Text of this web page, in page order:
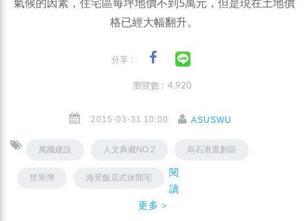
氣候的因素，住宅區每坪地價不到5萬元，但是現在土地價
格已經大幅翻升。
分享：
瀏覽數 : 4,920
2015-03-31 10:00 ASUSWU
萬國建設 人文典藏NO.2 烏石港重劃區
世界灣 海景飯店式休閒宅
閱
讀
更多＞